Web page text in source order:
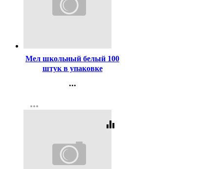
Мел школьный белый 100
штук в упаковке
80372
...
Регистрация
more_horiz
equalizer